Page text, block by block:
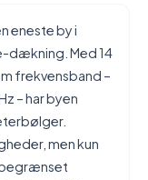
eneste by i
dækning. Med 14
frekvensband –
– har byen
men kun